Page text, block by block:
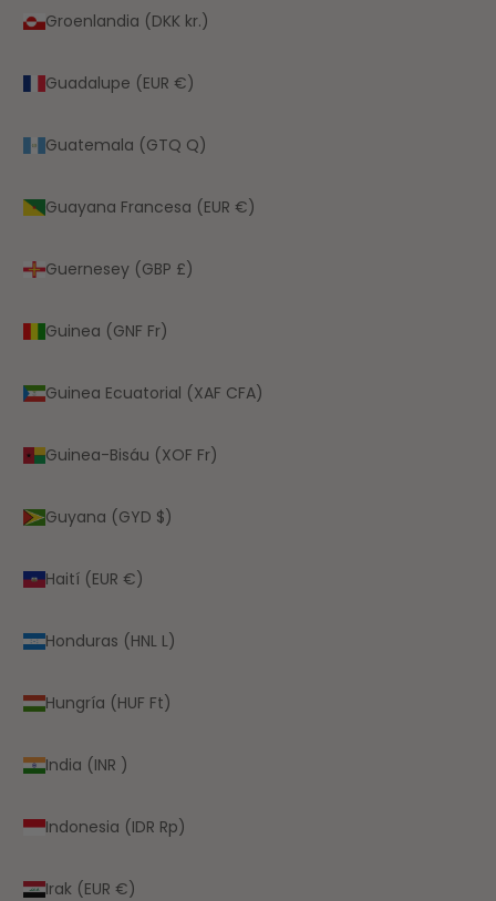
Groenlandia (DKK kr.)
Guadalupe (EUR €)
Guatemala (GTQ Q)
Guayana Francesa (EUR €)
Guernesey (GBP £)
Guinea (GNF Fr)
Guinea Ecuatorial (XAF CFA)
Guinea-Bisáu (XOF Fr)
Guyana (GYD $)
Haití (EUR €)
Honduras (HNL L)
Hungría (HUF Ft)
India (INR ₹)
Indonesia (IDR Rp)
Irak (EUR €)